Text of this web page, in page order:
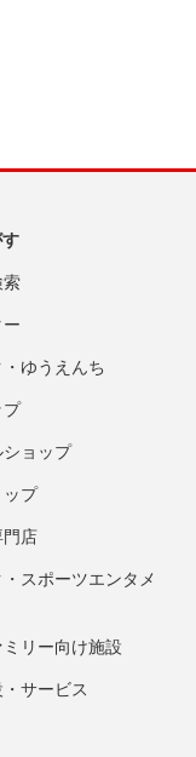
索
ゆうえんち
プ
ョップ
ップ
門店
スポーツエンタメ
リー向け施設
サービス